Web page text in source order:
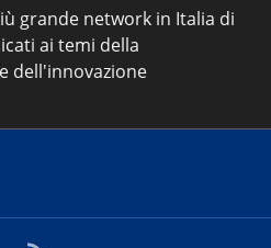
grande network in Italia di
ai temi della
dell'innovazione